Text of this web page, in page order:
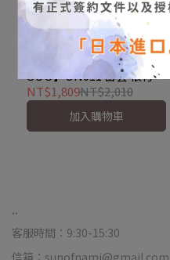
【Palnart Poc 官方正品｜
SUU】ON011 雷雲 根付｜
日本製 閃電轟鳴 浮世繪風
Thundercloud
NT$1,809NT$2,010
加入購物車
..
客服時間：9:30-15:30
信箱：sunofnami@gmail.com